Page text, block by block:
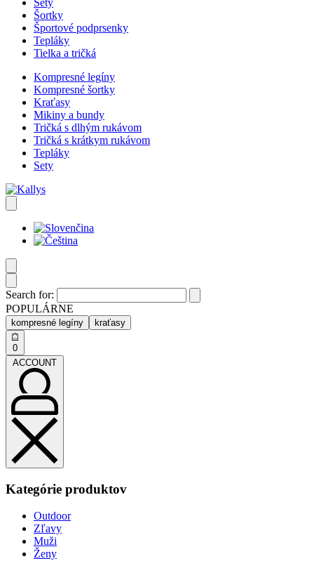
Sety
Šortky
Športové podprsenky
Tepláky
Tielka a tričká
Kompresné legíny
Kompresné šortky
Kraťasy
Mikiny a bundy
Tričká s dlhým rukávom
Tričká s krátkym rukávom
Tepláky
Sety
Search for:
POPULÁRNE
kompresné legíny kraťasy
0
ACCOUNT
Kategórie produktov
Outdoor
Zľavy
Muži
Ženy